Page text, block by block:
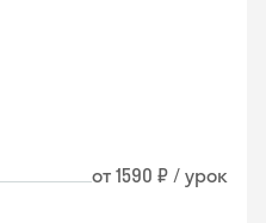
от 1590 ₽ / урок